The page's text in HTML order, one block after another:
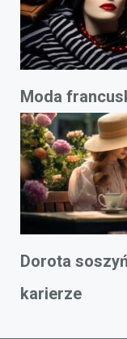
Moda
Dorota
karierze